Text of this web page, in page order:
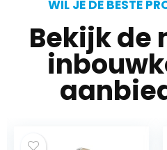
WIL JE DE BESTE
Bekijk de